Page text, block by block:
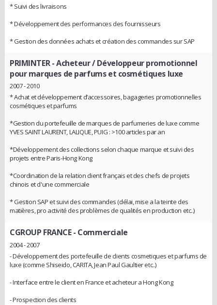
* Suivi des livraisons
* Développement des performances des fournisseurs
* Gestion des données achats et création des commandes sur SAP
PRIMINTER- Acheteur / Développeur promotionnel
pour marques de parfums et cosmétiques luxe
2007 - 2010
* Achat et développement d’accessoires, bagageries promotionnelles
cosmétiques et parfums
*Gestion du portefeuille de marques de parfumeries de luxe comme
YVES SAINT LAURENT, LALIQUE, PUIG : >100 articles par an
*Développement des collections selon chaque marque et suivi des
projets entre Paris-Hong Kong
*Coordination de la relation client français et des chefs de projets
chinois et d'une commerciale
* Gestion SAP et suivi des commandes (délai, mise a la teinte des
matières, pro activité des problèmes de qualités en production etc..)
CGROUP FRANCE- Commerciale
2004 - 2007
- Développement des portefeuille de clients cosmetiques et parfums de
luxe (comme Shiseido, CARITA, Jean Paul Gaultier etc..)
- Interface entre le client en France et acheteur a Hong Kong
- Prospection des clients